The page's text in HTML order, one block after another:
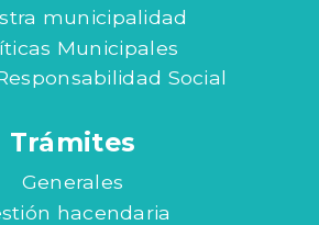
municipalidad
Municipales
Social
Trámites
Generales
hacendaria